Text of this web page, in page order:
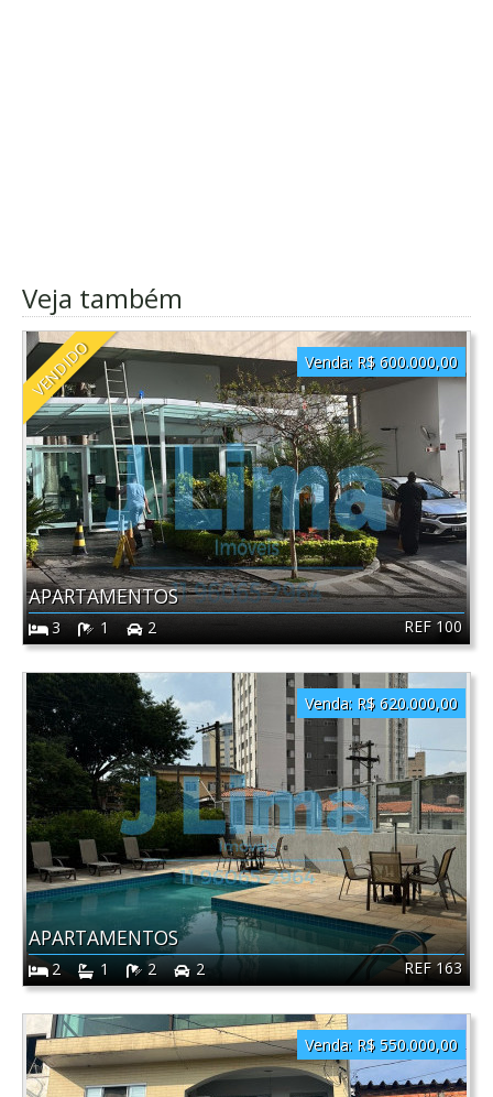
Veja também
VENDIDO
REF 100
APARTAMENTOS
3 1 2
Venda: R$ 600.000,00
REF 163
APARTAMENTOS
2 1 2 2
Venda: R$ 620.000,00
Venda: R$ 550.000,00